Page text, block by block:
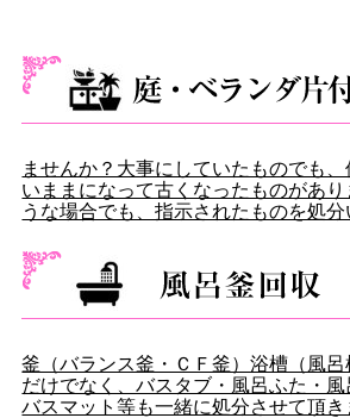
ませんか？大事にしていたものでも
いままになって古くなったものがあ
うな場合でも、指示されたものを処分
釜（バランス釜・ＣＦ釜）浴槽（風
だけでなく、バスタブ・風呂ふた・風
バスマット等も一緒に処分させて頂き